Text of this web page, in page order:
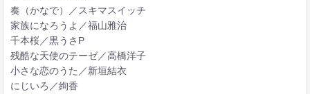
奏（かなで）／スキマスイッチ
家族になろうよ／福山雅治
千本桜／黒うさP
残酷な天使のテーゼ／高橋洋子
小さな恋のうた／新垣結衣
にじいろ／絢香